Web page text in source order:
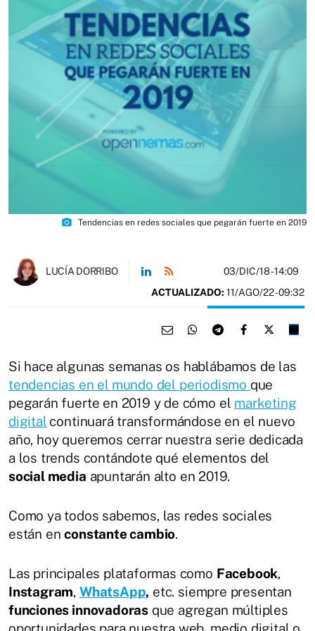
photo_camera Tendencias en redes sociales que pegarán fuerte en 2019
LUCÍA DORRIBO 03/DIC/18- 14:09
ACTUALIZADO: 11/AGO/22 - 09:32
Si hace algunas semanas os hablábamos de las
tendencias en el mundo del periodismo que
pegarán fuerte en 2019 y de cómo el marketing
digital continuará transformándose en el nuevo
año, hoy queremos cerrar nuestra serie dedicada
a los trends contándote qué elementos del
social media apuntarán alto en 2019.
Como ya todos sabemos, las redes sociales
están enconstante cambio.
Las principales plataformas como Facebook,
Instagram, WhatsApp, etc. siempre presentan
funciones innovadoras que agregan múltiples